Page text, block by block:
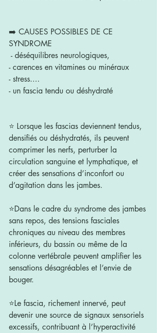
➡️ CAUSES POSSIBLES DE CE
SYNDROME
- déséquilibres neurologiques,
- carences en vitamines ou minéraux
- stress....
- un fascia tendu ou déshydraté
⭐️ Lorsque les fascias deviennent tendus,
densifiés ou déshydratés, ils peuvent
comprimer les nerfs, perturber la
circulation sanguine et lymphatique, et
créer des sensations d’inconfort ou
d’agitation dans les jambes.
⭐️Dans le cadre du syndrome des jambes
sans repos, des tensions fasciales
chroniques au niveau des membres
inférieurs, du bassin ou même de la
colonne vertébrale peuvent amplifier les
sensations désagréables et l’envie de
bouger.
⭐️Le fascia, richement innervé, peut
devenir une source de signaux sensoriels
excessifs, contribuant à l’hyperactivité